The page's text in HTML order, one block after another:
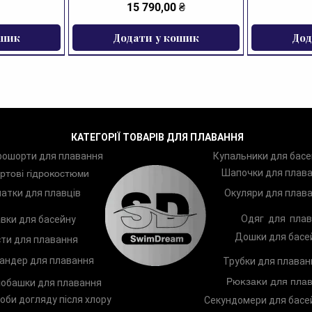
Ціна
15 790,00 ₴
Додати у кошик
Two Шампунь TRISWIM Shampoo Чоловічі
Zoggs Лопатки для плавання Zoggs Дитяче
КАТЕГОРІЇ ТОВАРІВ ДЛЯ ПЛАВАННЯ
для плавання
гідрокостюми
для плавців
Купальники для
Шапочки для
Окуляри для
для басейну
для плавання
Одяг для
Дошки для
для плавання
для плавання
догляду після хлору
Трубки для
Рюкзаки для
Секундомери для